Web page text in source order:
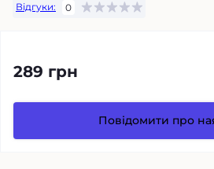
Відгуки: 0
289 грн
Повідомити про